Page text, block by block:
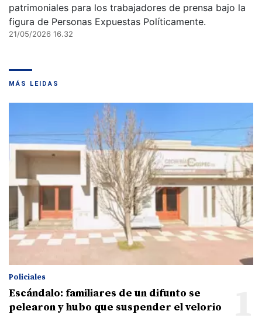
patrimoniales para los trabajadores de prensa bajo la
figura de Personas Expuestas Políticamente.
21/05/2026 16.32
MÁS LEIDAS
Policiales
Escándalo: familiares de un difunto se
pelearon y hubo que suspender el velorio